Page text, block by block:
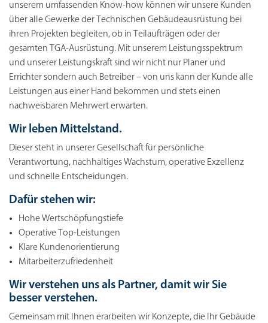
unserem umfassenden Know-how können wir unsere Kunden
über alle Gewerke der Technischen Gebäudeausrüstung bei
ihren Projekten begleiten, ob in Teilaufträgen oder der
gesamten TGA-Ausrüstung. Mit unserem Leistungsspektrum
und unserer Leistungskraft sind wir nicht nur Planer und
Errichter sondern auch Betreiber – von uns kann der Kunde alle
Leistungen aus einer Hand bekommen und stets einen
nachweisbaren Mehrwert erwarten.
Wir leben Mittelstand.
Dieser steht in unserer Gesellschaft für persönliche
Verantwortung, nachhaltiges Wachstum, operative Exzellenz
und schnelle Entscheidungen.
Dafür stehen wir:
Hohe Wertschöpfungstiefe
Operative Top-­Leistungen
Klare Kundenorientierung
Mitarbeiterzufriedenheit
Wir verstehen uns als Partner, damit wir Sie
besser verstehen.
Gemeinsam mit Ihnen erarbeiten wir Konzepte, die Ihr Gebäude